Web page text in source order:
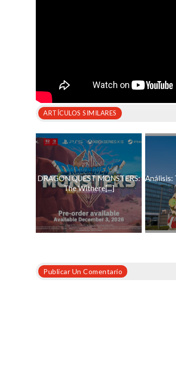
ARTÍCULOS SIMILARES
DRAGON QUEST MONSTERS:
The Withere[...]
Análisis:
Publicar Un Comentario